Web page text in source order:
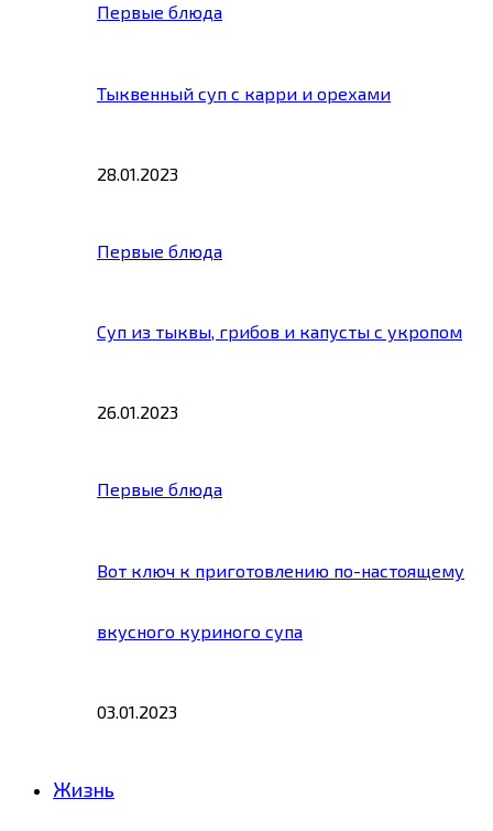
Первые блюда
Тыквенный суп с карри и орехами
28.01.2023
Первые блюда
Суп из тыквы, грибов и капусты с укропом
26.01.2023
Первые блюда
Вот ключ к приготовлению по-настоящему
вкусного куриного супа
03.01.2023
Жизнь